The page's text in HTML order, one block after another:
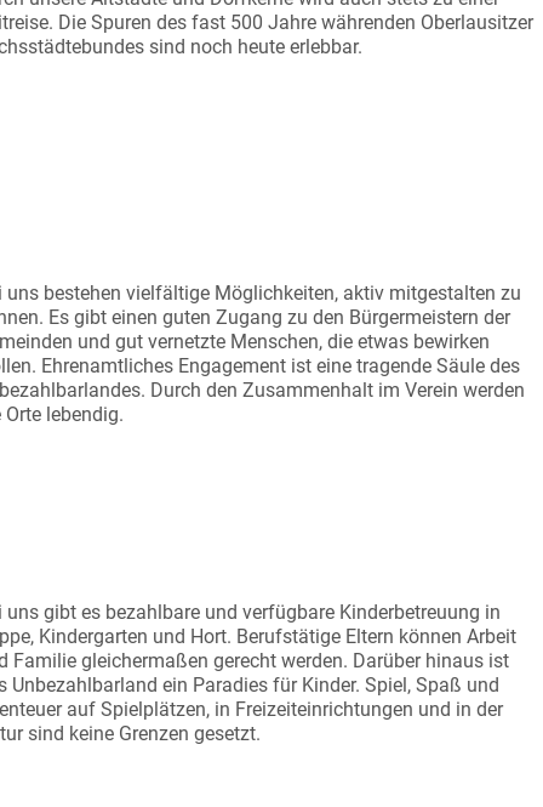
Die Spuren des fast 500 Jahre währenden Oberlausitzer
sind noch heute erlebbar.
uns bestehen vielfältige Möglichkeiten, aktiv mitgestalten zu
Es gibt einen guten Zugang zu den Bürgermeistern der
und gut vernetzte Menschen, die etwas bewirken
Ehrenamtliches Engagement ist eine tragende Säule des
Durch den Zusammenhalt im Verein werden
Orte lebendig.
uns gibt es bezahlbare und verfügbare Kinderbetreuung in
Kindergarten und Hort. Berufstätige Eltern können Arbeit
Familie gleichermaßen gerecht werden. Darüber hinaus ist
Unbezahlbarland ein Paradies für Kinder. Spiel, Spaß und
auf Spielplätzen, in Freizeiteinrichtungen und in der
sind keine Grenzen gesetzt.